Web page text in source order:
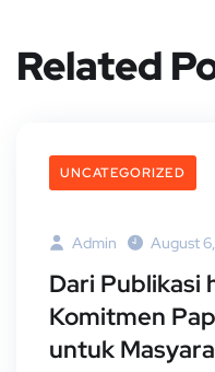
Related
UNCATEGORIZED
Admin August
Dari Publikasi
Komitmen
untuk